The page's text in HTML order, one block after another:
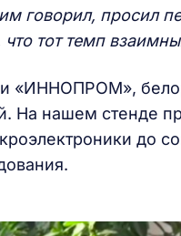
говорил, просил
тот темп
«ИННОПРОМ»,
На нашем стенде
до